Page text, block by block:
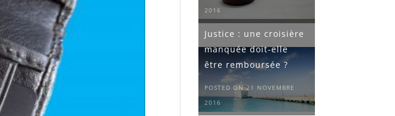
2016
Justice : une croisière
manquée doit-elle
être remboursée ?
POSTED ON 21 NOVEMBRE
2016